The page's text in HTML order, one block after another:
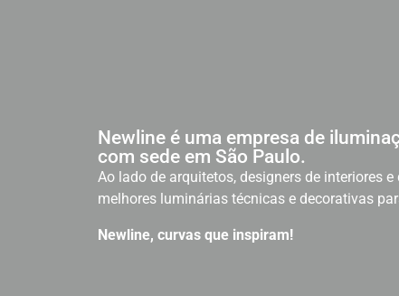
Newline é uma empresa de
com sede em São Paulo.
Ao lado de arquitetos, designers de interiores
melhores luminárias técnicas e decorativas
Newline, curvas que inspiram!